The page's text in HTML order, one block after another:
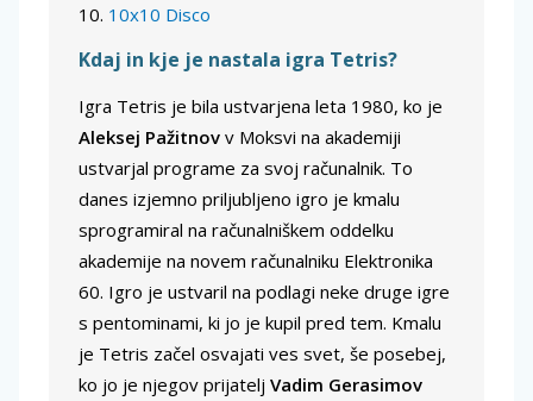
10x10 Disco
Kdaj in kje je nastala igra Tetris?
Igra Tetris je bila ustvarjena leta 1980, ko je
Aleksej Pažitnov v Moksvi na akademiji
ustvarjal programe za svoj računalnik. To
danes izjemno priljubljeno igro je kmalu
sprogramiral na računalniškem oddelku
akademije na novem računalniku Elektronika
60. Igro je ustvaril na podlagi neke druge igre
s pentominami, ki jo je kupil pred tem. Kmalu
je Tetris začel osvajati ves svet, še posebej,
ko jo je njegov prijatelj Vadim Gerasimov